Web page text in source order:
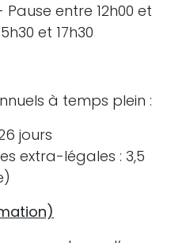
entre 12h00 et
et 17h30
à temps plein :
jours
extra-légales : 3,5